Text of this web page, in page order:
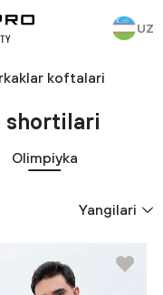
UZ
koftalari
shortilari
Olimpiyka
Yangilari